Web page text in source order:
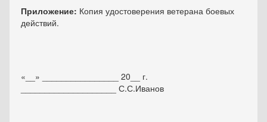
Приложение: Копия удостоверения ветерана боевых
действий.
«__» ________________ 20__ г.
____________________ С.С.Иванов